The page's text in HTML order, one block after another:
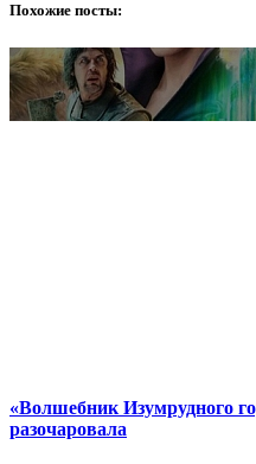
Похожие посты:
«Волшебник Изумрудного
разочаровала